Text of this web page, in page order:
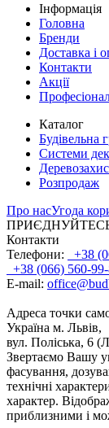
Інформація
Головна
Бренди
Доставка і
Контакти
Акції
Каталог
Будівельна
Системи
Розпродаж
Про насУгода
Контакти
Телефони:
+38
+38 (066) 560-
E-mail:
Адреса точки
Україна м. Львів,
вул. Поліська, 6
Звертаємо Вашу
фасування,
технічні
характер.
приблизними і